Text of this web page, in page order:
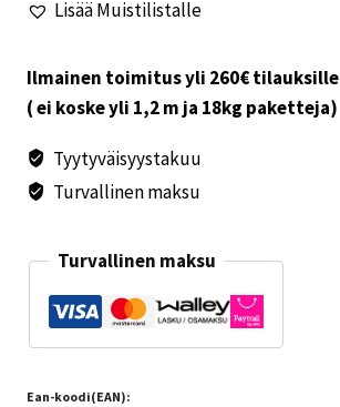
al
Lisää Muistilistalle
Ilmainen toimitus yli 260€ tilauksille
( ei koske yli 1,2 m ja 18kg paketteja)
Tyytyväisyystakuu
Turvallinen maksu
Turvallinen maksu
Ean-koodi(EAN):